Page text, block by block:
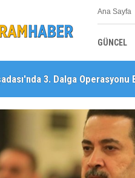
Ana Sayfa
GÜNCEL
YEREL
3. Dalga
Firmadan Avrupa’da Önemli